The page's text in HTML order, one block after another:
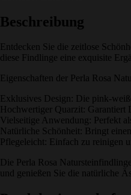
Beschreibung
Entdecken Sie die zeitlose
diese Findlinge eine exquisite
Eigenschaften der Perla Rosa
Exklusives Design: Die pink-
Hochwertiger Quarzit: Garantiert
Vielseitige Anwendung: Perfekt
Natürliche Schönheit: Bringt
Pflegeleicht: Einfach zu reinigen
Die Perla Rosa
und genießen Sie die natürliche